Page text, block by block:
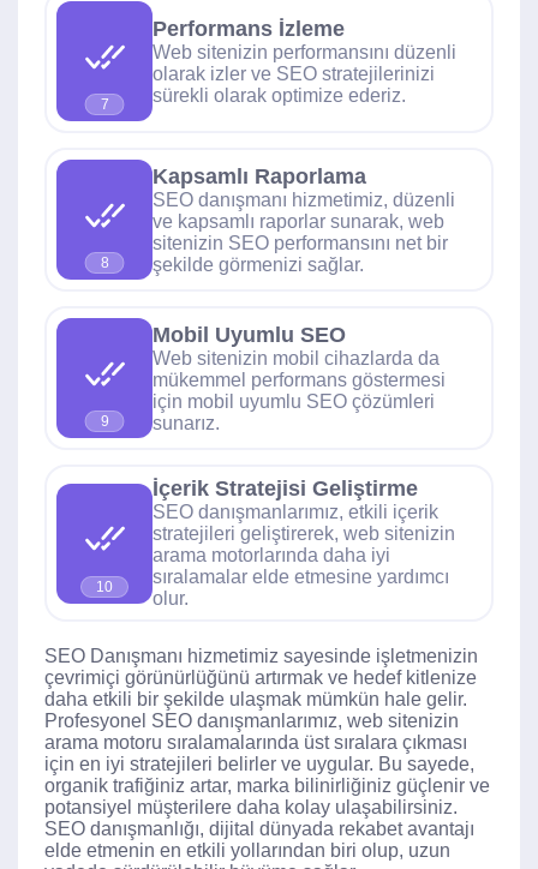
7
Performans İzleme
Web sitenizin performansını düzenli
olarak izler ve SEO stratejilerinizi
sürekli olarak optimize ederiz.
8
Kapsamlı Raporlama
SEO danışmanı hizmetimiz, düzenli
ve kapsamlı raporlar sunarak, web
sitenizin SEO performansını net bir
şekilde görmenizi sağlar.
9
Mobil Uyumlu SEO
Web sitenizin mobil cihazlarda da
mükemmel performans göstermesi
için mobil uyumlu SEO çözümleri
sunarız.
10
İçerik Stratejisi Geliştirme
SEO danışmanlarımız, etkili içerik
stratejileri geliştirerek, web sitenizin
arama motorlarında daha iyi
sıralamalar elde etmesine yardımcı
olur.
SEO Danışmanı hizmetimiz sayesinde işletmenizin
çevrimiçi görünürlüğünü artırmak ve hedef kitlenize
daha etkili bir şekilde ulaşmak mümkün hale gelir.
Profesyonel SEO danışmanlarımız, web sitenizin
arama motoru sıralamalarında üst sıralara çıkması
için en iyi stratejileri belirler ve uygular. Bu sayede,
organik trafiğiniz artar, marka bilinirliğiniz güçlenir ve
potansiyel müşterilere daha kolay ulaşabilirsiniz.
SEO danışmanlığı, dijital dünyada rekabet avantajı
elde etmenin en etkili yollarından biri olup, uzun